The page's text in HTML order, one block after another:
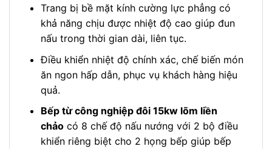
Trang bị bề mặt kính cường lực phẳng có
khả năng chịu được nhiệt độ cao giúp đun
nấu trong thời gian dài, liên tục.
Điều khiển nhiệt độ chính xác, chế biến món
ăn ngon hấp dẫn, phục vụ khách hàng hiệu
quả.
Bếp từ công nghiệp đôi 15kw lõm liền
chảocó 8 chế độ nấu nướng với 2 bộ điều
khiển riêng biệt cho 2 họng bếp giúp bếp